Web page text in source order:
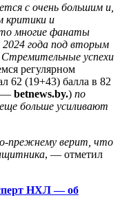
с очень большим и,
критики и
многие фанаты
года под вторым
успехи
регулярном
62 (19+43) балла в 82
— betnews.by.) по
больше усиливают
прежнему верит, что
, — отметил
НХЛ — об